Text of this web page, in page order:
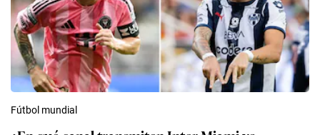
Fútbol mundial